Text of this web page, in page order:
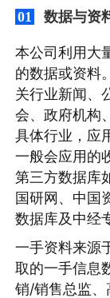
01 数据与资
本公司利用大
的数据或资料
关行业新闻、
会、政府机构
具体行业，应
一般会应用的
第三方数据库
国研网、中国
数据库及中经
一手资料来源
取的一手信息
销/销售总监